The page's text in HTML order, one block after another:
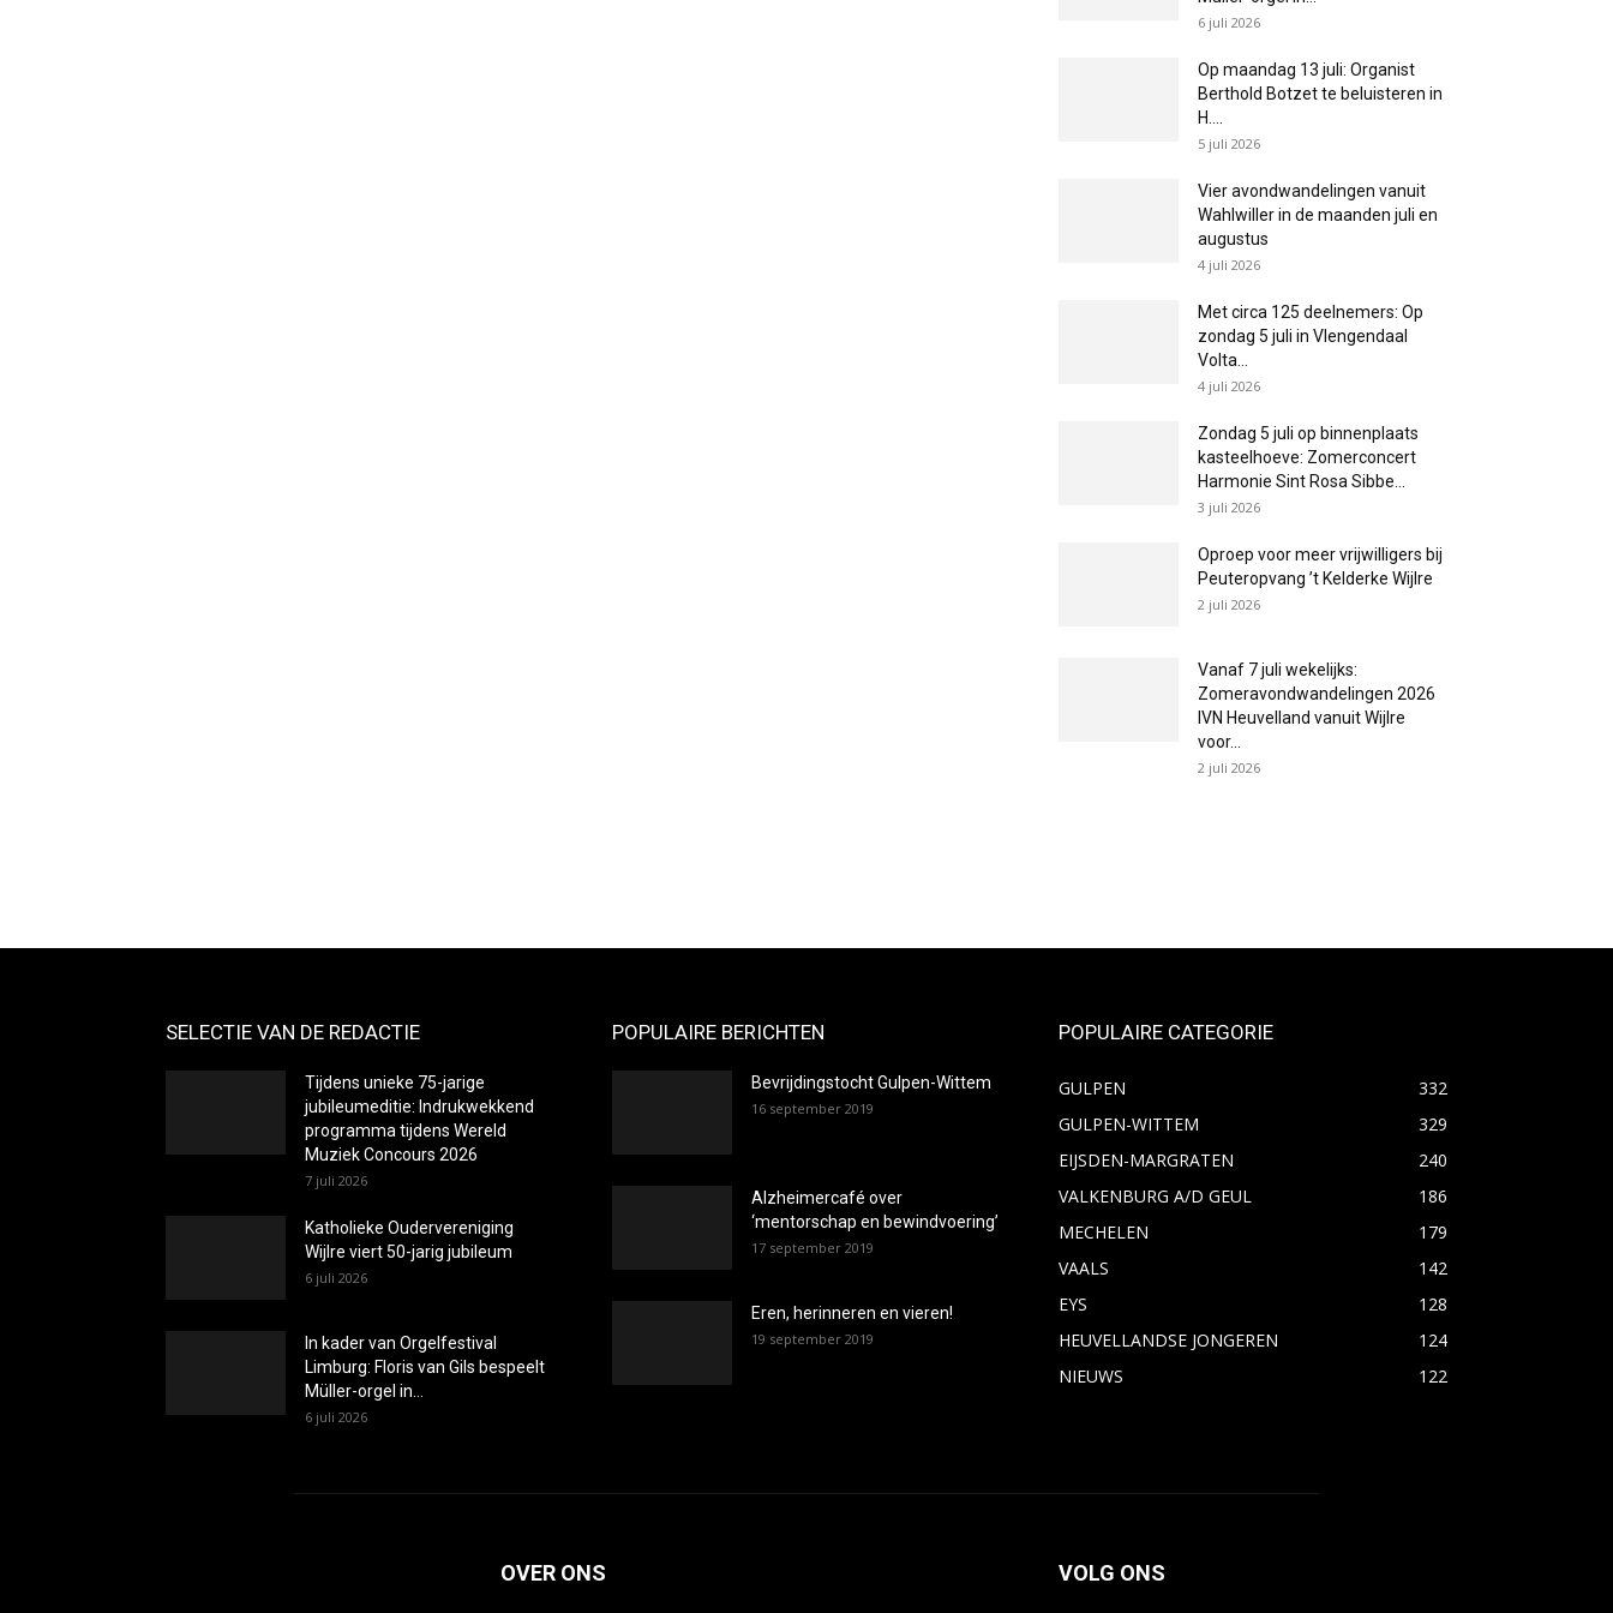
6 juli 2026
Op maandag 13 juli: Organist
Berthold Botzet te beluisteren in
H....
5 juli 2026
Vier avondwandelingen vanuit
Wahlwiller in de maanden juli en
augustus
4 juli 2026
Met circa 125 deelnemers: Op
zondag 5 juli in Vlengendaal
Volta...
4 juli 2026
Zondag 5 juli op binnenplaats
kasteelhoeve: Zomerconcert
Harmonie Sint Rosa Sibbe...
3 juli 2026
Oproep voor meer vrijwilligers bij
Peuteropvang ’t Kelderke Wijlre
2 juli 2026
Vanaf 7 juli wekelijks:
Zomeravondwandelingen 2026
IVN Heuvelland vanuit Wijlre
voor...
2 juli 2026
SELECTIE VAN DE REDACTIE
Tijdens unieke 75-jarige
jubileumeditie: Indrukwekkend
programma tijdens Wereld
Muziek Concours 2026
7 juli 2026
Katholieke Oudervereniging
Wijlre viert 50-jarig jubileum
6 juli 2026
In kader van Orgelfestival
Limburg: Floris van Gils bespeelt
Müller-orgel in...
6 juli 2026
POPULAIRE BERICHTEN
Bevrijdingstocht Gulpen-Wittem
16 september 2019
Alzheimercafé over
‘mentorschap en bewindvoering’
17 september 2019
Eren, herinneren en vieren!
19 september 2019
POPULAIRE CATEGORIE
GULPEN
332
GULPEN-WITTEM
329
EIJSDEN-MARGRATEN
240
VALKENBURG A/D GEUL
186
MECHELEN
179
VAALS
142
EYS
128
HEUVELLANDSE JONGEREN
124
NIEUWS
122
OVER ONS VOLG ONS